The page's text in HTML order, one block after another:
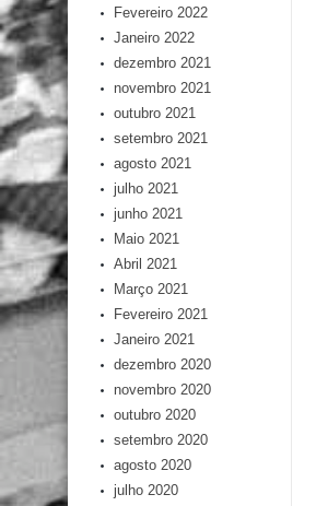
Fevereiro 2022
Janeiro 2022
dezembro 2021
novembro 2021
outubro 2021
setembro 2021
agosto 2021
julho 2021
junho 2021
Maio 2021
Abril 2021
Março 2021
Fevereiro 2021
Janeiro 2021
dezembro 2020
novembro 2020
outubro 2020
setembro 2020
agosto 2020
julho 2020